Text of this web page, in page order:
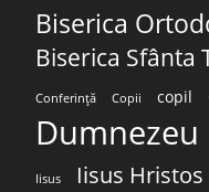
Biserica
Biserica Sfânta
Conferință Copii copil
Dumnezeu
Iisus Iisus Hristos